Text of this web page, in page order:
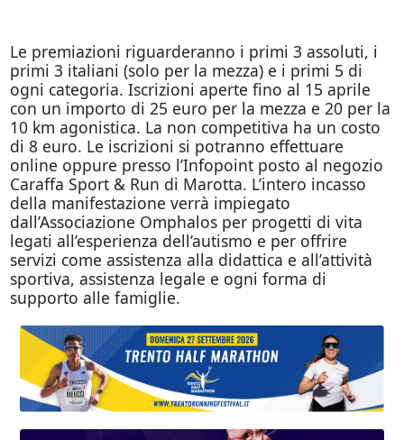
Le premiazioni riguarderanno i primi 3 assoluti, i
primi 3 italiani (solo per la mezza) e i primi 5 di
ogni categoria. Iscrizioni aperte fino al 15 aprile
con un importo di 25 euro per la mezza e 20 per la
10 km agonistica. La non competitiva ha un costo
di 8 euro. Le iscrizioni si potranno effettuare
online oppure presso l’Infopoint posto al negozio
Caraffa Sport & Run di Marotta. L’intero incasso
della manifestazione verrà impiegato
dall’Associazione Omphalos per progetti di vita
legati all’esperienza dell’autismo e per offrire
servizi come assistenza alla didattica e all’attività
sportiva, assistenza legale e ogni forma di
supporto alle famiglie.